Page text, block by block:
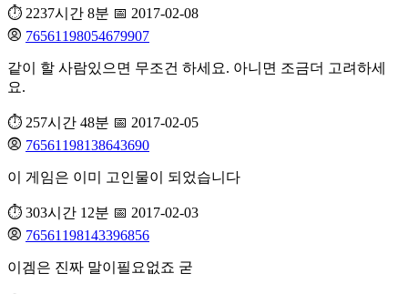
⏱️ 2237시간 8분 📅 2017-02-08
76561198054679907
같이 할 사람있으면 무조건 하세요. 아니면 조금더 고려하세
요.
⏱️ 257시간 48분 📅 2017-02-05
76561198138643690
이 게임은 이미 고인물이 되었습니다
⏱️ 303시간 12분 📅 2017-02-03
76561198143396856
이겜은 진짜 말이필요없죠 굳